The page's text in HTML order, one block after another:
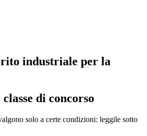
industriale per la
classe di concorso
solo a certe condizioni: leggile sotto